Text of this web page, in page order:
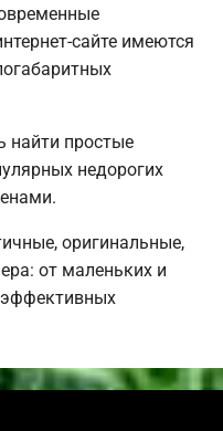
сайте имеются
найти простые
недорогих
оригинальные,
от маленьких и